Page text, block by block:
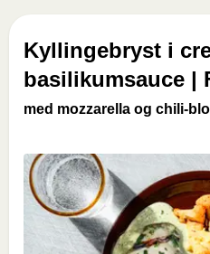
Kyllingebryst i
basilikumsauce |
med mozzarella og chili-